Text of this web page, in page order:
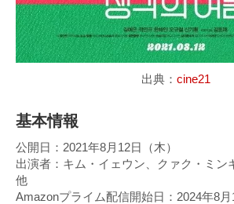
出典： cine21
基本情報
公開日：2021年8月12日（木）
出演者：キム・イェウン、クァク・ミン
他
Amazonプライム配信開始日：2024年8月